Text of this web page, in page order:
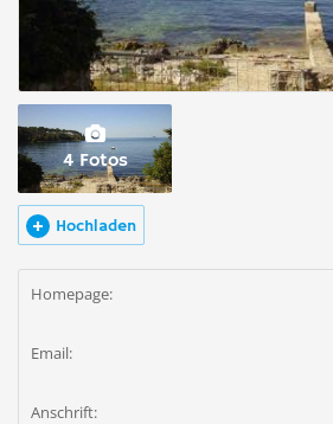
4 Fotos
Hochladen
Homepage:
Email:
Anschrift: